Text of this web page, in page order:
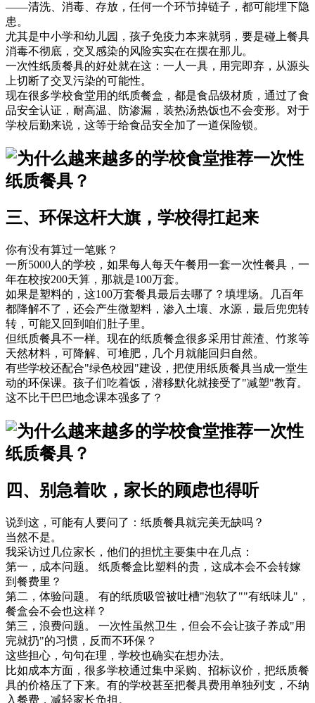
——清洗、消毒、存放，任何一个环节掉链子，都可能埋下隐
患。
尤其是中小学和幼儿园，孩子免疫力本来就弱，要是碰上餐具
消毒不彻底，交叉感染的风险实实在在摆在那儿。
一次性纸质餐具的好处就在这：一人一具，用完即弃，从源头
上切断了交叉污染的可能性。
现在很多学校食堂用的纸质餐盒，都是食品级材质，通过了食
品安全认证，耐高温、防渗漏，装热汤热饭也不会变形。对于
学校后勤来说，这等于给食品安全加了一道保险锁。
三、环保这杆大旗，学校得扛起来
你有没有算过一笔账？
一所5000人的学校，如果每人每天午餐用一套一次性餐具，一
年在校按200天算，那就是100万套。
如果是塑料的，这100万套餐具最后去哪了？填埋场。几百年
都降解不了，还会产生微塑料，渗入土壤、水源，最后兜兜转
转，可能又回到咱们肚子里。
但纸质餐具不一样。现在的纸质餐盒很多采用甘蔗渣、竹浆等
天然材料，可降解、可堆肥，几个月就能回归自然。
有些学校还配合"绿色校园"建设，把使用纸质餐具当成一堂生
动的环保课。孩子们吃着饭，潜移默化就接受了"减塑"教育。
这不比干巴巴地念课本强多了？
四、别急着吹，家长的顾虑也得听
说到这，可能有人要问了：纸质餐具就完美无缺吗？
当然不是。
我采访过几位家长，他们的担忧主要集中在几点：
第一，成本问题。 纸质餐盒比塑料的贵，这成本会不会转嫁
到餐费里？
第二，体验问题。 有的纸质吸管被吐槽"泡软了""有纸味儿"，
餐盒会不会也这样？
第三，浪费问题。 一次性虽然卫生，但会不会让孩子养成"用
完就扔"的习惯，反而不环保？
这些担心，句句在理，学校也确实在想办法。
比如成本方面，很多学校通过集中采购、招标议价，把纸质餐
具的价格压了下来。有的学校甚至把餐具费用单独列支，不纳
入餐费，减轻家长负担。